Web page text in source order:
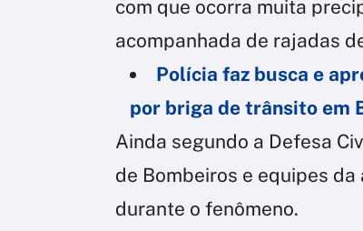
com que ocorra muita
acompanhada de rajadas
Polícia faz busca e
por briga de trânsito em
Ainda segundo a Defesa
de Bombeiros e equipes
durante o fenômeno.